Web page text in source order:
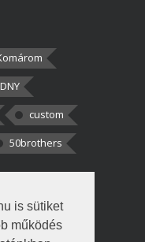
is sütiket
működés
DNY
custom
50brothers
csak két
hogy fél autót,